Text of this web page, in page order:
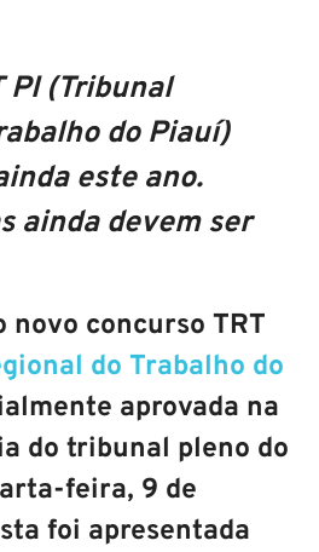
PI (Tribunal
do Piauí)
este ano.
ainda devem ser
novo concurso TRT
do Trabalho do
aprovada na
do tribunal pleno do
feira, 9 de
foi apresentada